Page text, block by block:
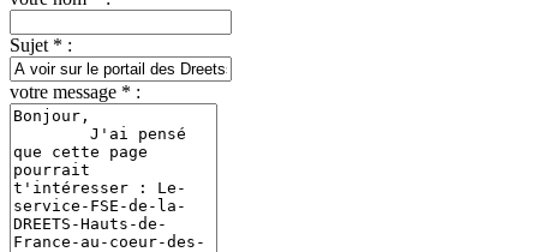
Sujet * :
votre message * :